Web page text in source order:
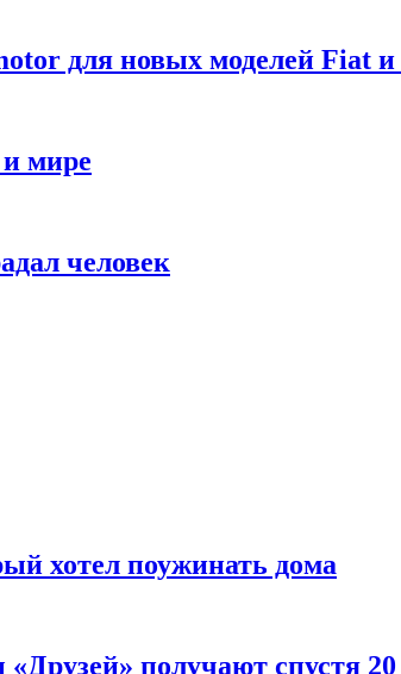
для новых моделей Fiat
мире
человек
хотел поужинать дома
получают спустя